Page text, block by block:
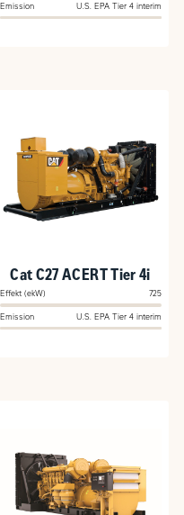
Emission U.S. EPA Tier 4 interim
Cat C27 ACERT Tier 4i
Effekt (ekW) 725
Emission U.S. EPA Tier 4 interim